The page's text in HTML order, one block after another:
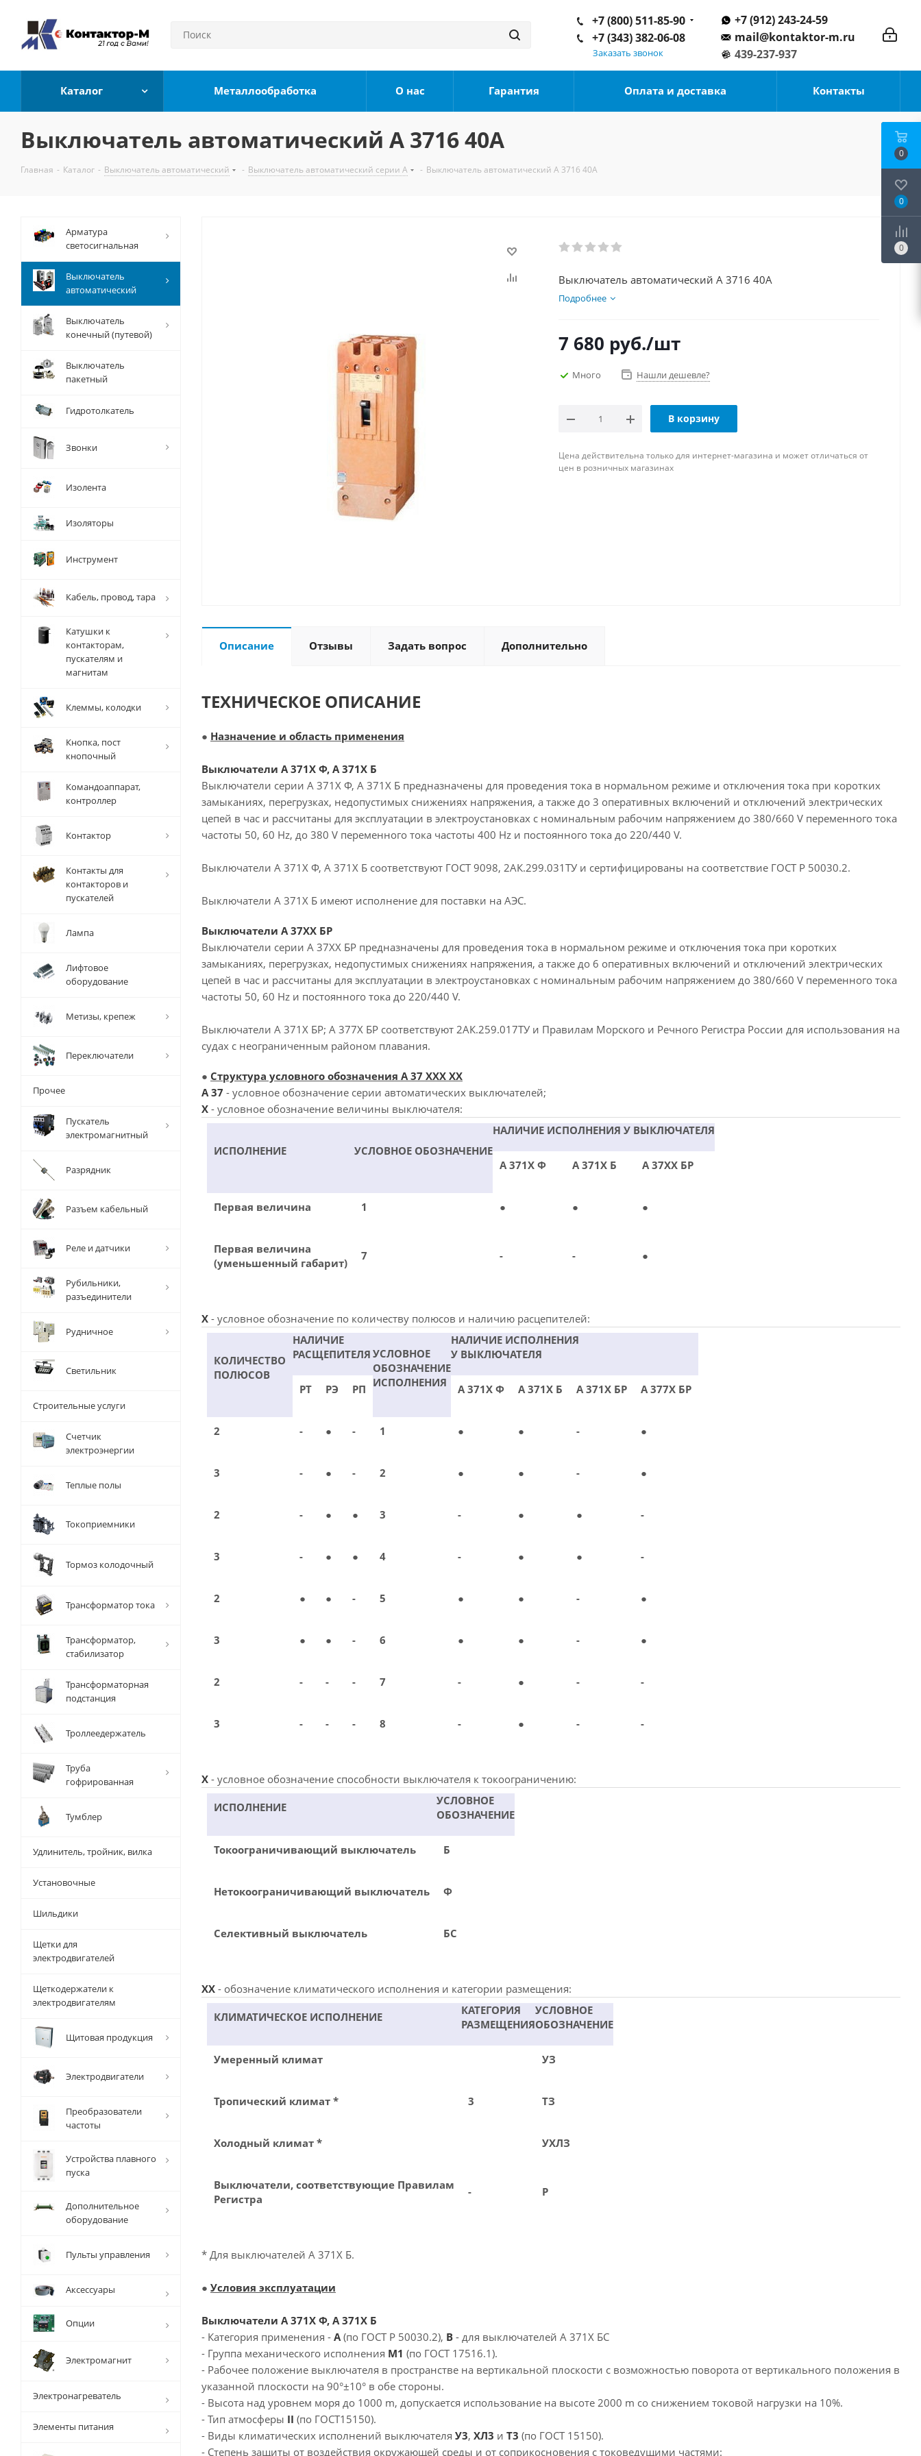
+7 (912) 243-24-59
mail@kontaktor-m.ru
439-237-937
+7 (800) 511-85-90
+7 (343) 382-06-08
Заказать звонок
Каталог Металлообработка О нас Гарантия Оплата и доставка Контакты
Выключатель автоматический А 3716 40А
Главная - Каталог - Выключатель автоматический - Выключатель автоматический серии А - Выключатель автоматический А 3716 40А
Выключатель автоматический А 3716 40А
Подробнее
7 680 руб./шт
Много Нашли дешевле?
В корзину
Цена действительна только для интернет-магазина и может отличаться от
цен в розничных магазинах
Описание Отзывы Задать вопрос Дополнительно
ТЕХНИЧЕСКОЕ ОПИСАНИЕ
● Назначение и область применения
Выключатели А 371Х Ф, А 371Х Б
Выключатели серии А 371Х Ф, А 371Х Б предназначены для проведения тока в нормальном режиме и отключения тока при коротких
замыканиях, перегрузках, недопустимых снижениях напряжения, а также до 3 оперативных включений и отключений электрических
цепей в час и рассчитаны для эксплуатации в электроустановках с номинальным рабочим напряжением до 380/660 V переменного тока
частоты 50, 60 Hz, до 380 V переменного тока частоты 400 Hz и постоянного тока до 220/440 V.
Выключатели А 371Х Ф, А 371Х Б соответствуют ГОСТ 9098, 2АК.299.031ТУ и сертифицированы на соответствие ГОСТ Р 50030.2.
Выключатели А 371X Б имеют исполнение для поставки на АЭС.
Выключатели А 37ХХ БР
Выключатели серии А 37ХХ БР предназначены для проведения тока в нормальном режиме и отключения тока при коротких
замыканиях, перегрузках, недопустимых снижениях напряжения, а также до 6 оперативных включений и отключений электрических
цепей в час и рассчитаны для эксплуатации в электроустановках с номинальным рабочим напряжением до 380/660 V переменного тока
частоты 50, 60 Hz и постоянного тока до 220/440 V.
Выключатели А 371Х БР; А 377Х БР соответствуют 2АК.259.017ТУ и Правилам Морского и Речного Регистра России для использования на
судах с неограниченным районом плавания.
● Структура условного обозначения А 37 ХХХ ХХ
А 37 - условное обозначение серии автоматических выключателей;
X - условное обозначение величины выключателя:
ИСПОЛНЕНИЕ УСЛОВНОЕ ОБОЗНАЧЕНИЕ
НАЛИЧИЕ ИСПОЛНЕНИЯ У ВЫКЛЮЧАТЕЛЯ
А 371Х Ф А 371Х Б А 37ХХ БР
Первая величина 1 ● ● ●
Первая величина
(уменьшенный габарит)
7 - - ●
X - условное обозначение по количеству полюсов и наличию расцепителей:
КОЛИЧЕСТВО
ПОЛЮСОВ
НАЛИЧИЕ
РАСЩЕПИТЕЛЯ УСЛОВНОЕ
ОБОЗНАЧЕНИЕ
ИСПОЛНЕНИЯ
НАЛИЧИЕ ИСПОЛНЕНИЯ
У ВЫКЛЮЧАТЕЛЯ
РТ РЭ РП А 371Х Ф А 371Х Б А 371Х БР А 377Х БР
2 - ● - 1 ● ● - ●
3 - ● - 2 ● ● - ●
2 - ● ● 3 - ● ● -
3 - ● ● 4 - ● ● -
2 ● ● - 5 ● ● - ●
3 ● ● - 6 ● ● - ●
2 - - - 7 - ● - -
3 - - - 8 - ● - -
X - условное обозначение способности выключателя к токоограничению:
ИСПОЛНЕНИЕ
УСЛОВНОЕ
ОБОЗНАЧЕНИЕ
Токоограничивающий выключатель Б
Нетокоограничивающий выключатель Ф
Селективный выключатель БС
XX - обозначение климатического исполнения и категории размещения:
КЛИМАТИЧЕСКОЕ ИСПОЛНЕНИЕ
КАТЕГОРИЯ
РАЗМЕЩЕНИЯ
УСЛОВНОЕ
ОБОЗНАЧЕНИЕ
Умеренный климат
3
УЗ
Тропический климат * ТЗ
Холодный климат * УХЛЗ
Выключатели, соответствующие Правилам
Регистра
- Р
* Для выключателей А 371Х Б.
● Условия эксплуатации
Выключатели А 371Х Ф, А 371Х Б
- Категория применения - А(по ГОСТ Р 50030.2), В - для выключателей А 371Х БС
- Группа механического исполнения М1 (по ГОСТ 17516.1).
- Рабочее положение выключателя в пространстве на вертикальной плоскости с возможностью поворота от вертикального положения в
указанной плоскости на 90°±10° в обе стороны.
- Высота над уровнем моря до 1000 m, допускается использование на высоте 2000 m со снижением токовой нагрузки на 10%.
- Тип атмосферы II (по ГОСТ15150).
- Виды климатических исполнений выключателя У3, ХЛ3 и Т3 (по ГОСТ 15150).
- Степень защиты от воздействия окружающей среды и от соприкосновения с токоведущими частями:
Арматура
светосигнальная
Выключатель
автоматический
Выключатель
конечный (путевой)
Выключатель
пакетный
Гидротолкатель
Звонки
Изолента
Изоляторы
Инструмент
Кабель, провод, тара
Катушки к
контакторам,
пускателям и
магнитам
Клеммы, колодки
Кнопка, пост
кнопочный
Командоаппарат,
контроллер
Контактор
Контакты для
контакторов и
пускателей
Лампа
Лифтовое
оборудование
Метизы, крепеж
Переключатели
Прочее
Пускатель
электромагнитный
Разрядник
Разъем кабельный
Реле и датчики
Рубильники,
разъединители
Рудничное
Светильник
Строительные услуги
Счетчик
электроэнергии
Теплые полы
Токоприемники
Тормоз колодочный
Трансформатор тока
Трансформатор,
стабилизатор
Трансформаторная
подстанция
Троллеедержатель
Труба
гофрированная
Тумблер
Удлинитель, тройник, вилка
Установочные
Шильдики
Щетки для
электродвигателей
Щеткодержатели к
электродвигателям
Щитовая продукция
Электродвигатели
Преобразователи
частоты
Устройства плавного
пуска
Дополнительное
оборудование
Пульты управления
Аксессуары
Опции
Электромагнит
Электронагреватель
Элементы питания
0
0
0